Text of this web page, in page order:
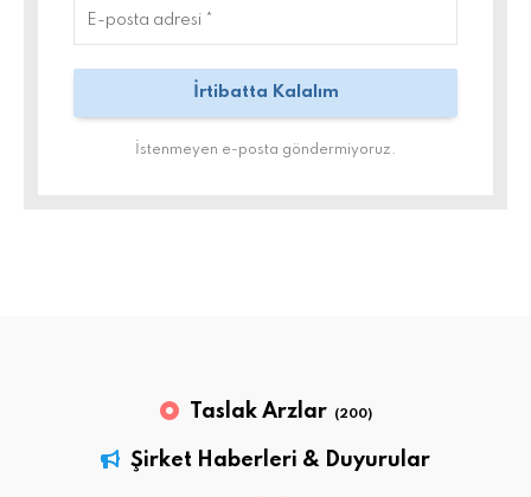
İstenmeyen e-posta göndermiyoruz.
Taslak Arzlar (200)
Şirket Haberleri & Duyurular